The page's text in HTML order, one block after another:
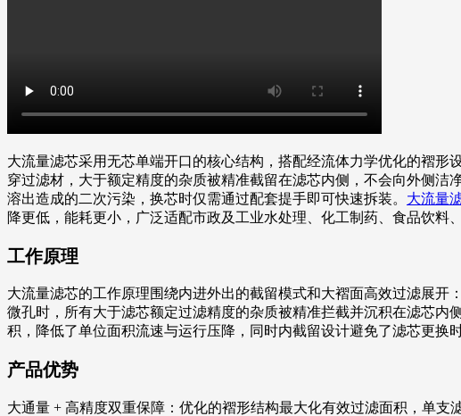
大流量滤芯采用无芯单端开口的核心结构，搭配经流体力学优化的褶
穿过滤材，大于额定精度的杂质被精准截留在滤芯内侧，不会向外侧
溶出造成的二次污染，换芯时仅需通过配套提手即可快速拆装。 大流量
降更低，能耗更小，广泛适配市政及工业水处理、化工制药、食品饮料
工作原理
大流量滤芯的工作原理围绕内进外出的截留模式和大褶面高效过滤展
微孔时，所有大于滤芯额定过滤精度的杂质被精准拦截并沉积在滤芯
积，降低了单位面积流速与运行压降，同时内截留设计避免了滤芯更换
产品优势
大通量 + 高精度双重保障：优化的褶形结构最大化有效过滤面积，单